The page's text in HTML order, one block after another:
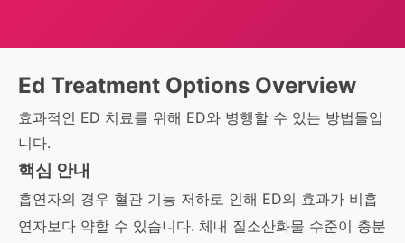
Ed Treatment Options Overview
효과적인 ED 치료를 위해 ED와 병행할 수 있는 방법들입
니다.
핵심 안내
흡연자의 경우 혈관 기능 저하로 인해 ED의 효과가 비흡
연자보다 약할 수 있습니다. 체내 질소산화물 수준이 충분